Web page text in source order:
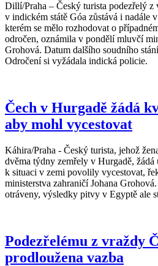
Dillí/Praha – Český turista podezřelý z
v indickém státě Góa zůstává i nadále
kterém se mělo rozhodovat o
odročen, oznámila v pondělí mluvčí
Grohová. Datum dalšího soudního
Odročení si vyžádala indická policie.
Čech v Hurgadě žádá
aby mohl vycestovat
Káhira/Praha - Český turista, jehož
dvěma týdny zemřely v Hurgadě, žádá
k situaci v zemi povolily vycestovat,
ministerstva zahraničí Johana
otráveny, výsledky pitvy v Egyptě ale
Podezřelému z vraždy
prodloužena vazba